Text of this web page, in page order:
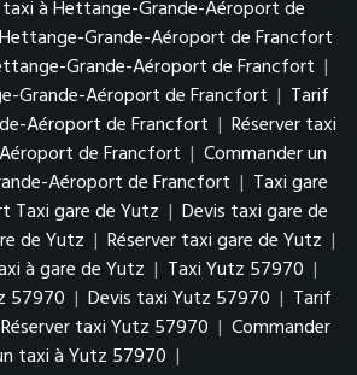
à Hettange-Grande-Aéroport de
Grande-Aéroport de Francfort
Grande-Aéroport de Francfort |
Grande-Aéroport de Francfort | Tarif
Aéroport de Francfort | Réserver taxi
de Francfort | Commander un
Aéroport de Francfort | Taxi gare
Taxi gare de Yutz | Devis taxi gare de
de Yutz | Réserver taxi gare de Yutz |
à gare de Yutz | Taxi Yutz 57970 |
57970 | Devis taxi Yutz 57970 | Tarif
Réserver taxi Yutz 57970 | Commander
taxi à Yutz 57970 |